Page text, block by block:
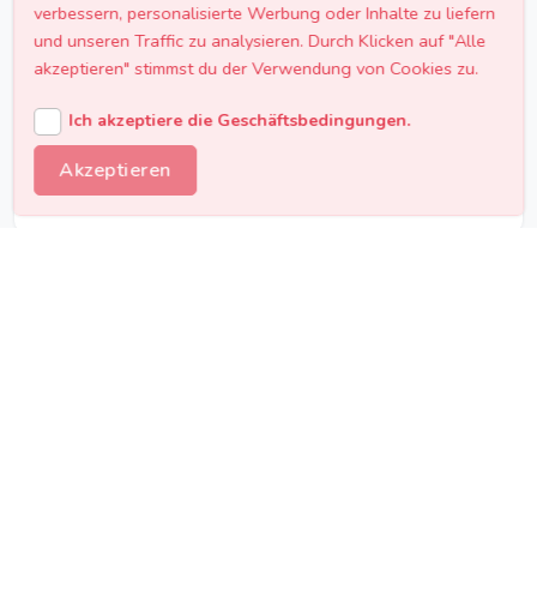
Ganz Wien abgedeckt
Von der Inneren Stadt bis Donaustadt -
unsere Caterer liefern in alle 23 Wiener
Bezirke und auch in die Umgebung von
Wien.
verbessern, personalisierte Werbung oder Inhalte zu liefern
und unseren Traffic zu analysieren. Durch Klicken auf "Alle
akzeptieren" stimmst du der Verwendung von Cookies zu.
Ich akzeptiere die Geschäftsbedingungen.
Akzeptieren